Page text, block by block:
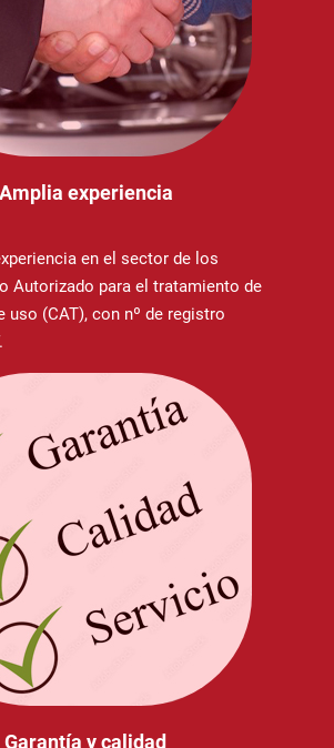
Amplia experiencia
en el sector de los
Autorizado para el tratamiento de
uso (CAT), con nº de registro
Garantía y calidad